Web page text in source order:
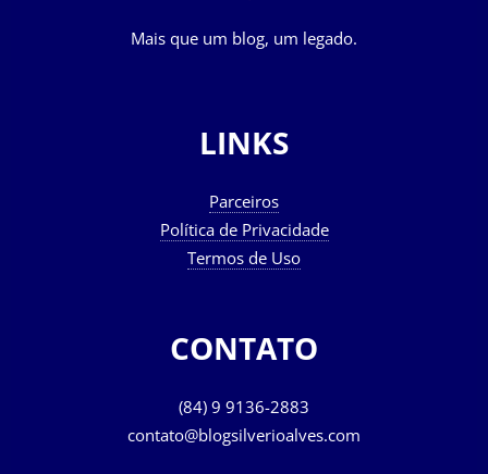
Mais que um blog, um legado.
LINKS
Parceiros
Política de Privacidade
Termos de Uso
CONTATO
(84) 9 9136-2883
contato@blogsilverioalves.com